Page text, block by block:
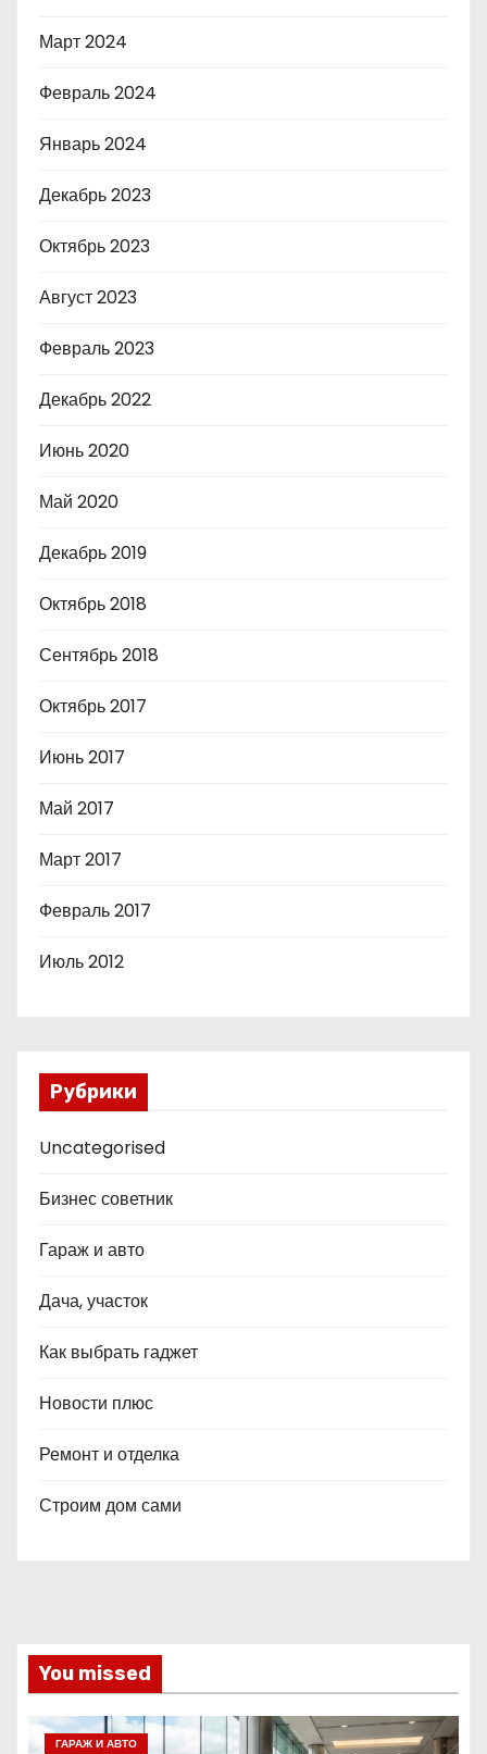
Март 2024
Февраль 2024
Январь 2024
Декабрь 2023
Октябрь 2023
Август 2023
Февраль 2023
Декабрь 2022
Июнь 2020
Май 2020
Декабрь 2019
Октябрь 2018
Сентябрь 2018
Октябрь 2017
Июнь 2017
Май 2017
Март 2017
Февраль 2017
Июль 2012
Рубрики
Uncategorised
Бизнес советник
Гараж и авто
Дача, участок
Как выбрать гаджет
Новости плюс
Ремонт и отделка
Строим дом сами
You missed
ГАРАЖ И АВТО